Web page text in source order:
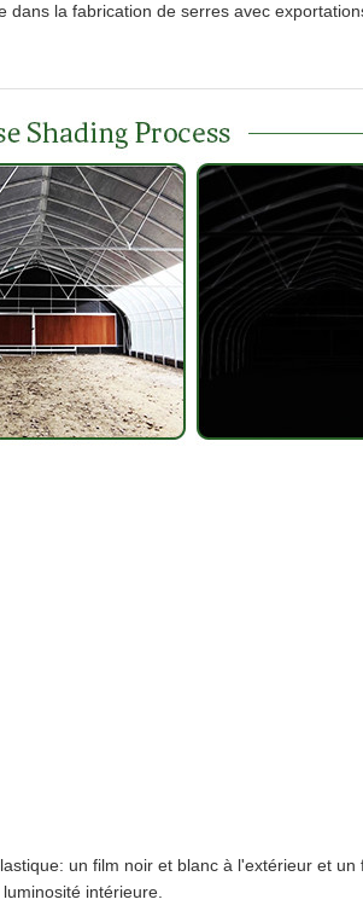
dans la fabrication de serres avec
un film noir et blanc à l'extérieur et
intérieure.